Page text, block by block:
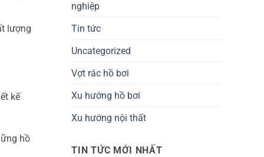
lượng
kế
hồ
nghiệp
Tin tức
Uncategorized
Vợt rác hồ bơi
Xu hướng hồ bơi
Xu hướng nội thất
TIN TỨC MỚI NHẤT